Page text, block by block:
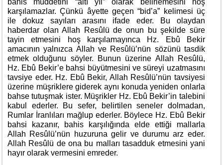
karşılamazlar. Çünkü âyette geçen “bid’a” kelimesi üç
ile dokuz sayıları arasını ifade eder. Bu olaydan
haberdar olan Allah Resûlü de onun bu şekilde süre
tayin etmesini hoş karşılamayınca Hz. Ebû Bekir
amacının yalnızca Allah ve Resûlü’nün sözünü tasdik
etmek olduğunu söyler. Bunun üzerine Allah Resûlü,
Hz. Ebû Bekir’e bahsi büyütmesini ve süreyi uzatmasını
tavsiye eder. Hz. Ebû Bekir, Allah Resûlü’nün tavsiyesi
üzerine müşriklere giderek aynı konuda yeniden onlarla
bahse tutuşmak ister. Müşrikler Hz. Ebû Bekir’in talebini
kabul ederler. Bu sefer, belirtilen seneler dolmadan,
Rumlar İranlıları mağlup ederler. Böylece Hz. Ebû Bekir
bahsi kazanır, bahis karşılığında elde ettiği mallarla
Allah Resûlü’nün huzuruna gelir ve durumu arz eder.
Allah Resûlü de ona bu malları tasadduk etmesini yani
hayır olarak vermesini emreder.